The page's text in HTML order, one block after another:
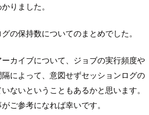
りました。
の保持数についてのまとめでした。
カイブについて、ジョブの実行頻度や
によって、意図せずセッションログの
ないということもあるかと思います。
ご参考になれば幸いです。